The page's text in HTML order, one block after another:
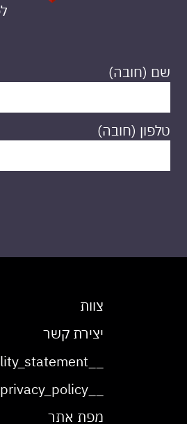
שם (חובה)
טלפון (חובה)
צוות
יצירת קשר
__accessibility_statement__
__privacy_policy__
מפת אתר